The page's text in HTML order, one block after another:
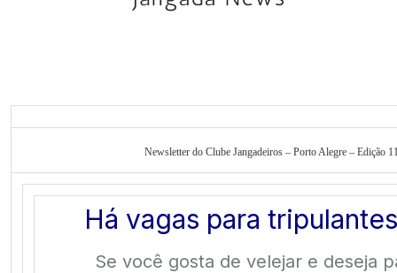
Newsletter do Clube Jangadeiros – Porto Alegre – Edição
Há vagas para
Se você gosta de velejar e deseja